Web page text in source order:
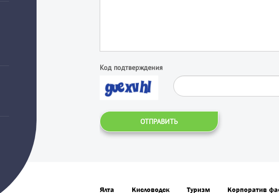
Код подтверждения
ОТПРАВИТЬ
Ялта Кисловодск Туризм Корпоратив